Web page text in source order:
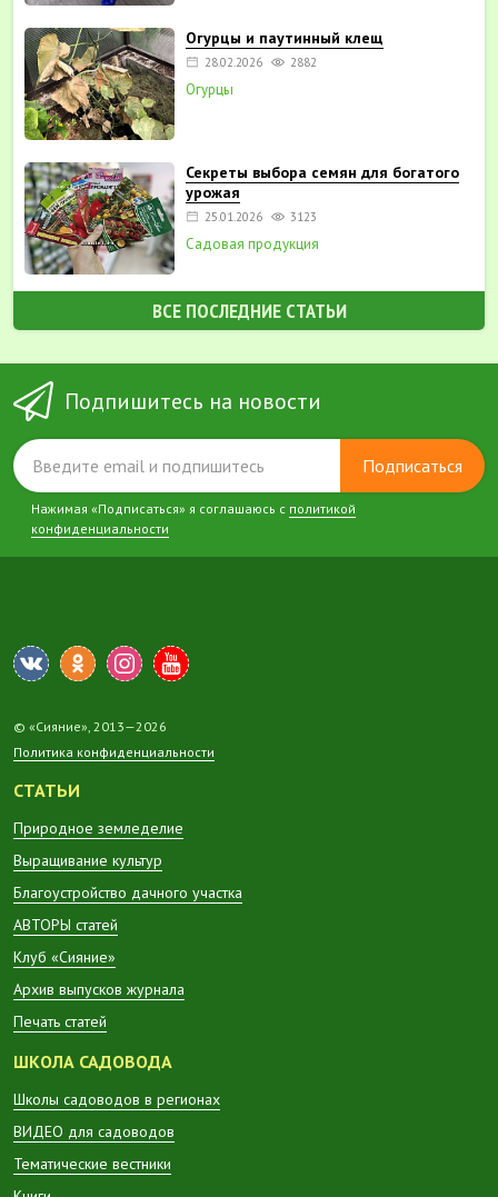
Огурцы и паутинный клещ
28.02.2026 2882
Огурцы
Секреты выбора семян для богатого
урожая
25.01.2026 3123
Садовая продукция
ВСЕ ПОСЛЕДНИЕ СТАТЬИ
Подпишитесь на новости
Подписаться
Нажимая «Подписаться» я соглашаюсь с политикой
конфиденциальности
© «Сияние», 2013—2026
Политика конфиденциальности
СТАТЬИ
Природное земледелие
Выращивание культур
Благоустройство дачного участка
АВТОРЫ статей
Клуб «Сияние»
Архив выпусков журнала
Печать статей
ШКОЛА САДОВОДА
Школы садоводов в регионах
ВИДЕО для садоводов
Тематические вестники